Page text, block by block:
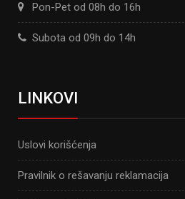
Pon-Pet od 08h do 16h
Subota od 09h do 14h
LINKOVI
Uslovi korišćenja
Pravilnik o rešavanju reklamacija